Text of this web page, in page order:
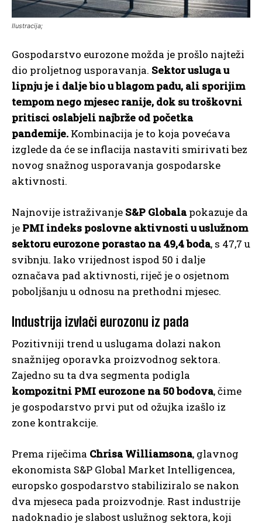
Ilustracija;
Gospodarstvo eurozone možda je prošlo najteži
dio proljetnog usporavanja. Sektor usluga u
lipnju je i dalje bio u blagom padu, ali sporijim
tempom nego mjesec ranije, dok su troškovni
pritisci oslabjeli najbrže od početka
pandemije. Kombinacija je to koja povećava
izglede da će se inflacija nastaviti smirivati bez
novog snažnog usporavanja gospodarske
aktivnosti.
Najnovije istraživanje S&P Globalapokazuje da
je PMI indeks poslovne aktivnosti u uslužnom
sektoru eurozone porastao na 49,4 boda, s 47,7 u
svibnju. Iako vrijednost ispod 50 i dalje
označava pad aktivnosti, riječ je o osjetnom
poboljšanju u odnosu na prethodni mjesec.
Industrija izvlači eurozonu iz pada
Pozitivniji trend u uslugama dolazi nakon
snažnijeg oporavka proizvodnog sektora.
Zajedno su ta dva segmenta podigla
kompozitni PMI eurozone na 50 bodova, čime
je gospodarstvo prvi put od ožujka izašlo iz
zone kontrakcije.
Prema riječima Chrisa Williamsona, glavnog
ekonomista S&P Global Market Intelligencea,
europsko gospodarstvo stabiliziralo se nakon
dva mjeseca pada proizvodnje. Rast industrije
nadoknadio je slabost uslužnog sektora, koji